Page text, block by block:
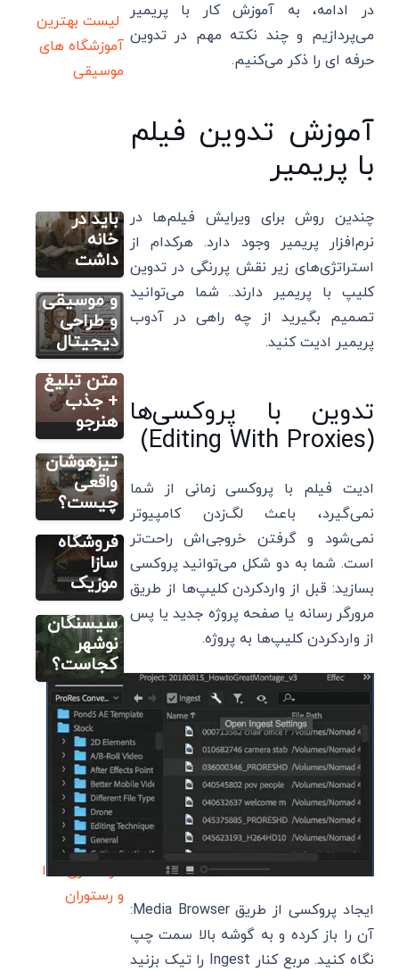
در ادامه، به آموزش کار با پریمیر
می‌پردازیم و چند نکته مهم در تدوین
حرفه ای را ذکر می‌کنیم.
آموزش تدوین فیلم
با پریمیر
چندین روش برای ویرایش فیلم‌ها در
نرم‌افزار پریمیر وجود دارد. هرکدام از
استراتژی‌های زیر نقش پررنگی در تدوین
کلیپ با پریمیر دارند.. شما می‌توانید
تصمیم بگیرید از چه راهی در آدوب
پریمیر ادیت کنید.
تدوین با پروکسی‌ها
(Editing With Proxies)
ادیت فیلم با پروکسی زمانی از شما
نمی‌گیرد، باعث لگ‌زدن کامپیوتر
نمی‌شود و گرفتن خروجی‌اش راحت‌تر
است. شما به دو شکل می‌توانید پروکسی
بسازید: قبل از واردکردن کلیپ‌ها از طریق
مرورگر رسانه یا صفحه پروژه جدید یا پس
از واردکردن کلیپ‌ها به پروژه.
ایجاد پروکسی از طریق Media Browser:
آن را باز کرده و به گوشه بالا سمت چپ
نگاه کنید. مربع کنار Ingest را تیک بزنید
لیست بهترین
آموزشگاه های
موسیقی
باید در
خانه
داشت
ریپورتاژ آگهی
مراسم
ختم مدرن
با نوای ساز
و موسیقی
و طراحی
دیجیتال
ریپورتاژ آگهی
تبلیغ
آموزشگاه
موسیقی |
5 نمونه
متن تبلیغ
+ جذب
هنرجو
ریپورتاژ آگهی
استاندارد
های یک
کلاس
تیزهوشان
واقعی
چیست؟
ریپورتاژ آگهی
خرید ساز
با اطمینان
و اصالت؛
تجربه‌ای
متفاوت با
فروشگاه
سازا
موزیک
ریپورتاژ آگهی
جنگل
سیسنگان
نوشهر
کجاست؟
سایت بازدید
مقالات
غذا
و رستوران